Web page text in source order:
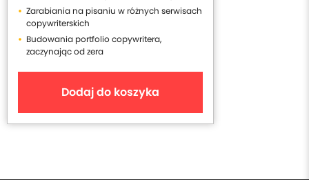
Zarabiania na pisaniu w różnych serwisach
copywriterskich
Budowania portfolio copywritera,
zaczynając od zera
Dodaj do koszyka